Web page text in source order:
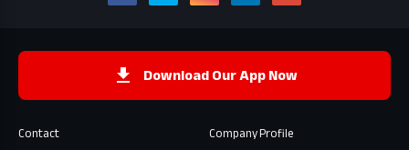
Download Our App Now
Contact
Company Profile